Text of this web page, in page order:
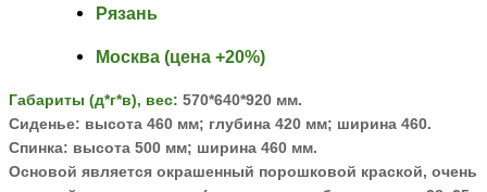
Рязань
Москва (цена +20%)
Габариты (д*г*в), вес: 570*640*920 мм.
Сиденье: высота 460 мм; глубина 420 мм; ширина 460.
Спинка: высота 500 мм; ширина 460 мм.
Основой является окрашенный порошковой краской, очень